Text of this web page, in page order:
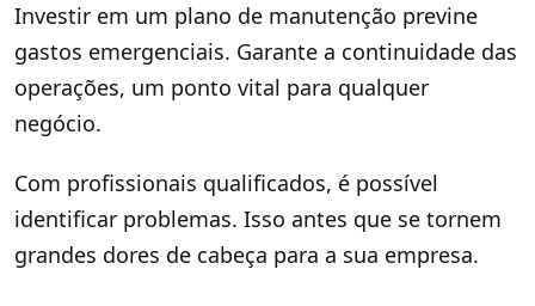
Investir em um plano de manutenção previne
gastos emergenciais. Garante a continuidade das
operações, um ponto vital para qualquer
negócio.
Com profissionais qualificados, é possível
identificar problemas. Isso antes que se tornem
grandes dores de cabeça para a sua empresa.